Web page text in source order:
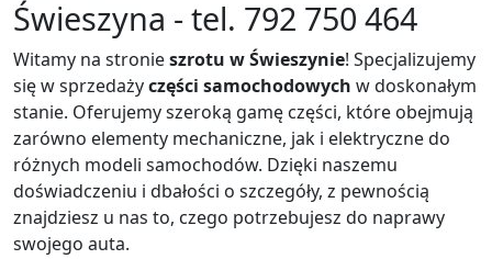
Świeszyna - tel. 792 750 464
Witamy na stronieszrotu w Świeszynie! Specjalizujemy
się w sprzedażyczęści samochodowych w doskonałym
stanie. Oferujemy szeroką gamę części, które obejmują
zarówno elementy mechaniczne, jak i elektryczne do
różnych modeli samochodów. Dzięki naszemu
doświadczeniu i dbałości o szczegóły, z pewnością
znajdziesz u nas to, czego potrzebujesz do naprawy
swojego auta.